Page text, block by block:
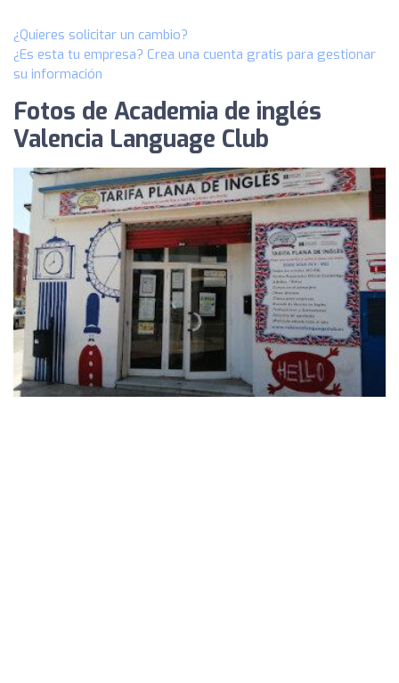
¿Quieres solicitar un cambio?
¿Es esta tu empresa? Crea una cuenta gratis para gestionar
su información
Fotos de Academia de inglés
Valencia Language Club